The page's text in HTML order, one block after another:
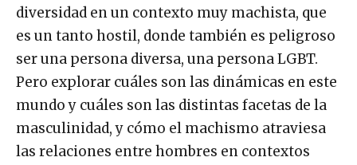
diversidad en un contexto muy machista, que
es un tanto hostil, donde también es peligroso
ser una persona diversa, una persona LGBT.
Pero explorar cuáles son las dinámicas en este
mundo y cuáles son las distintas facetas de la
masculinidad, y cómo el machismo atraviesa
las relaciones entre hombres en contextos